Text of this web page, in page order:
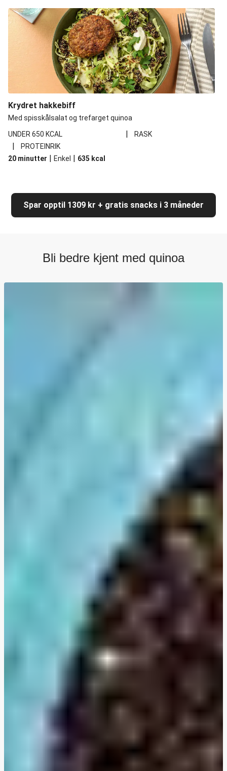
Krydret hakkebiff
Med spisskålsalat og trefarget quinoa
UNDER 650 KCAL
| RASK
|
PROTEINRIK
20 minutter | Enkel | 635 kcal
Spar opptil 1309 kr + gratis snacks i 3 måneder
Bli bedre kjent med quinoa